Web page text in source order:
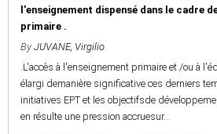
l'enseignement dispensé dans le cadre
primaire .
By JUVANE, Virgilio
.L'accès à l'enseignement primaire et /ou à
élargi demanière significative ces derniers
initiatives EPT et les objectifsde
en résulte une pression accruesur...